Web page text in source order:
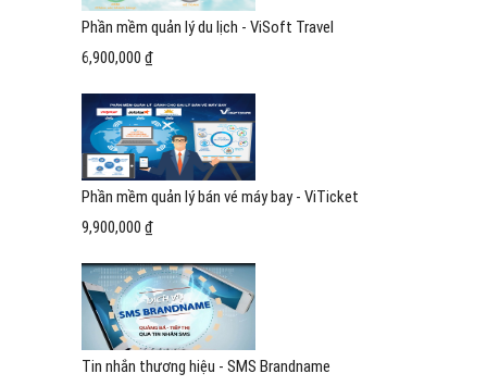
Phần mềm quản lý du lịch - ViSoft Travel
6,900,000 ₫
Phần mềm quản lý bán vé máy bay - ViTicket
9,900,000 ₫
Tin nhắn thương hiệu - SMS Brandname